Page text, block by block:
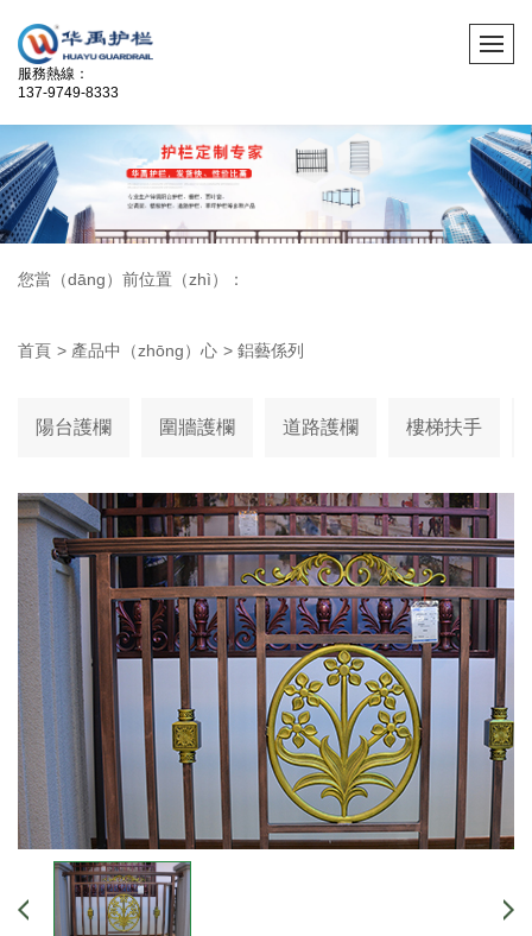
服務熱線：
137-9749-8333
您當（dāng）前位置（zhì）：
首頁 > 產品中（zhōng）心 > 鋁藝係列
陽台護欄 圍牆護欄 道路護欄 樓梯扶手